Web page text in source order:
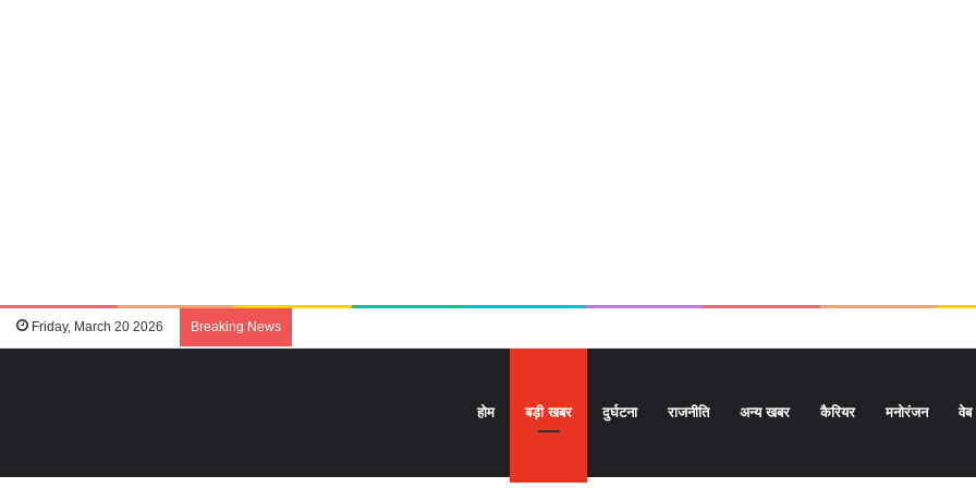
Friday, March 20 2026 Breaking News
होम बड़ी खबर दुर्घटना राजनीति अन्य खबर कैरियर मनोरंजन वेब